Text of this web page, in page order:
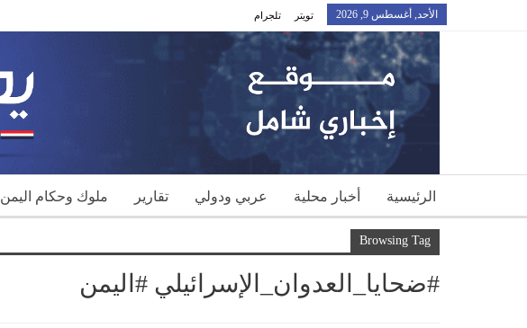
الأحد, أغسطس 9, 2026 تويتر تلجرام
الرئيسية أخبار محلية عربي ودولي تقارير ملوك وحكام اليمن
Browsing Tag
#ضحايا_العدوان_الإسرائيلي #اليمن